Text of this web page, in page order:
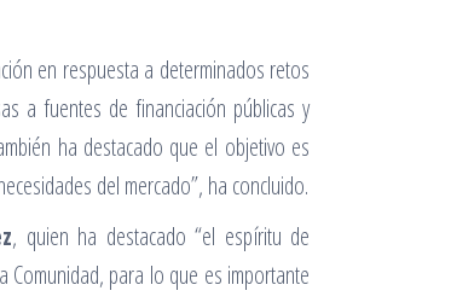
en respuesta a determinados retos
a fuentes de financiación públicas y
ha destacado que el objetivo es
del mercado”, ha concluido.
, quien ha destacado “el espíritu de
para lo que es importante